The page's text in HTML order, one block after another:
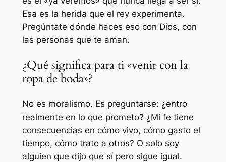
Esa es la herida que el rey experimenta.
Pregúntate dónde haces eso con Dios, con
las personas que te aman.
¿Qué significa para ti «venir con la
ropa de boda»?
No es moralismo. Es preguntarse: ¿entro
realmente en lo que prometo? ¿Mi fe tiene
consecuencias en cómo vivo, cómo gasto el
tiempo, cómo trato a otros? O solo soy
alguien que dijo que sí pero sigue igual.